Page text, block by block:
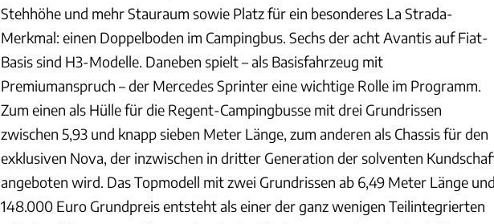
Stehhöhe und mehr Stauraum sowie Platz für ein besonderes La Strada-
Merkmal: einen Doppelboden im Campingbus. Sechs der acht Avantis auf Fiat-
Basis sind H3-Modelle. Daneben spielt – als Basisfahrzeug mit
Premiumanspruch – der Mercedes Sprinter eine wichtige Rolle im Programm.
Zum einen als Hülle für die Regent-Campingbusse mit drei Grundrissen
zwischen 5,93 und knapp sieben Meter Länge, zum anderen als Chassis für den
exklusiven Nova, der inzwischen in dritter Generation der solventen
angeboten wird. Das Topmodell mit zwei Grundrissen ab 6,49 Meter Länge
148.000 Euro Grundpreis entsteht als einer der ganz wenigen Teilintegrierten